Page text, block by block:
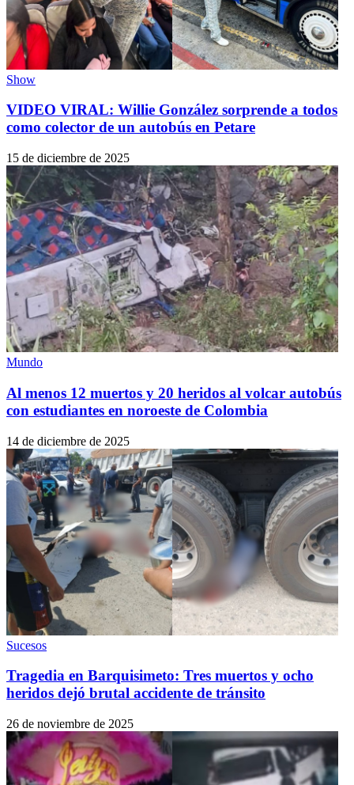
Show
VIDEO VIRAL: Willie González sorprende a todos
como colector de un autobús en Petare
15 de diciembre de 2025
Mundo
Al menos 12 muertos y 20 heridos al volcar autobús
con estudiantes en noroeste de Colombia
14 de diciembre de 2025
Sucesos
Tragedia en Barquisimeto: Tres muertos y ocho
heridos dejó brutal accidente de tránsito
26 de noviembre de 2025